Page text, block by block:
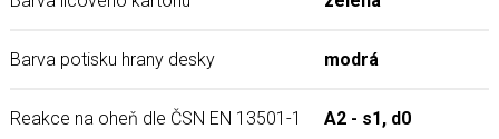
Barva potisku hrany desky modrá
Reakce na oheň dle ČSN EN 13501-1 A2 - s1, d0